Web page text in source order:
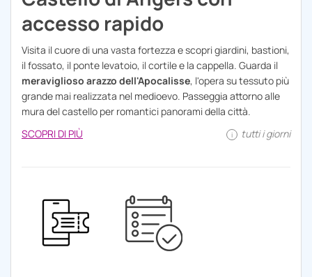
accesso rapido
Visita il cuore di una vasta fortezza e scopri giardini, bastioni,
il fossato, il ponte levatoio, il cortile e la cappella. Guarda il
meraviglioso arazzo dell'Apocalisse, l'opera su tessuto più
grande mai realizzata nel medioevo. Passeggia attorno alle
mura del castello per romantici panorami della città.
SCOPRI DI PIÙ
i tutti i giorni